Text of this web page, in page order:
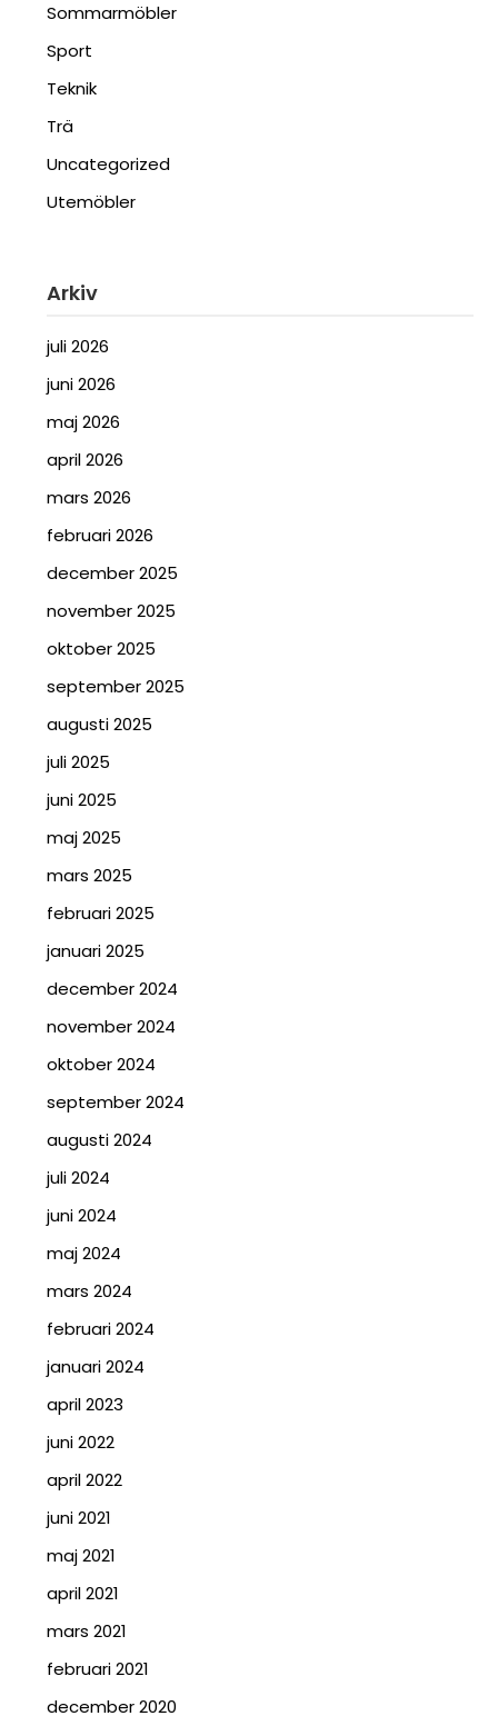
Sommarmöbler
Sport
Teknik
Trä
Uncategorized
Utemöbler
Arkiv
juli 2026
juni 2026
maj 2026
april 2026
mars 2026
februari 2026
december 2025
november 2025
oktober 2025
september 2025
augusti 2025
juli 2025
juni 2025
maj 2025
mars 2025
februari 2025
januari 2025
december 2024
november 2024
oktober 2024
september 2024
augusti 2024
juli 2024
juni 2024
maj 2024
mars 2024
februari 2024
januari 2024
april 2023
juni 2022
april 2022
juni 2021
maj 2021
april 2021
mars 2021
februari 2021
december 2020